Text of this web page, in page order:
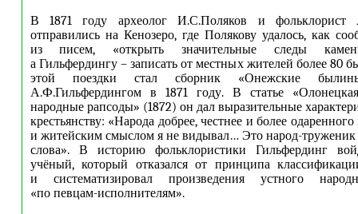
В 1871 году археолог И.С.Поляков и фольклорист
отправились на Кенозеро, где Полякову удалось, как
из писем, «открыть значительные следы
а Гильфердингу – записать от местных жителей более 80
этой поездки стал сборник «Онежские
А.Ф.Гильфердингом в 1871 году. В статье
народные рапсоды» (1872) он дал выразительные
крестьянству: «Народа добрее, честнее и более
и житейским смыслом я не видывал… Это народ-
слова». В историю фольклористики Гильфердинг
учёный, который отказался от принципа
и систематизировал произведения устного
«по певцам-исполнителям».